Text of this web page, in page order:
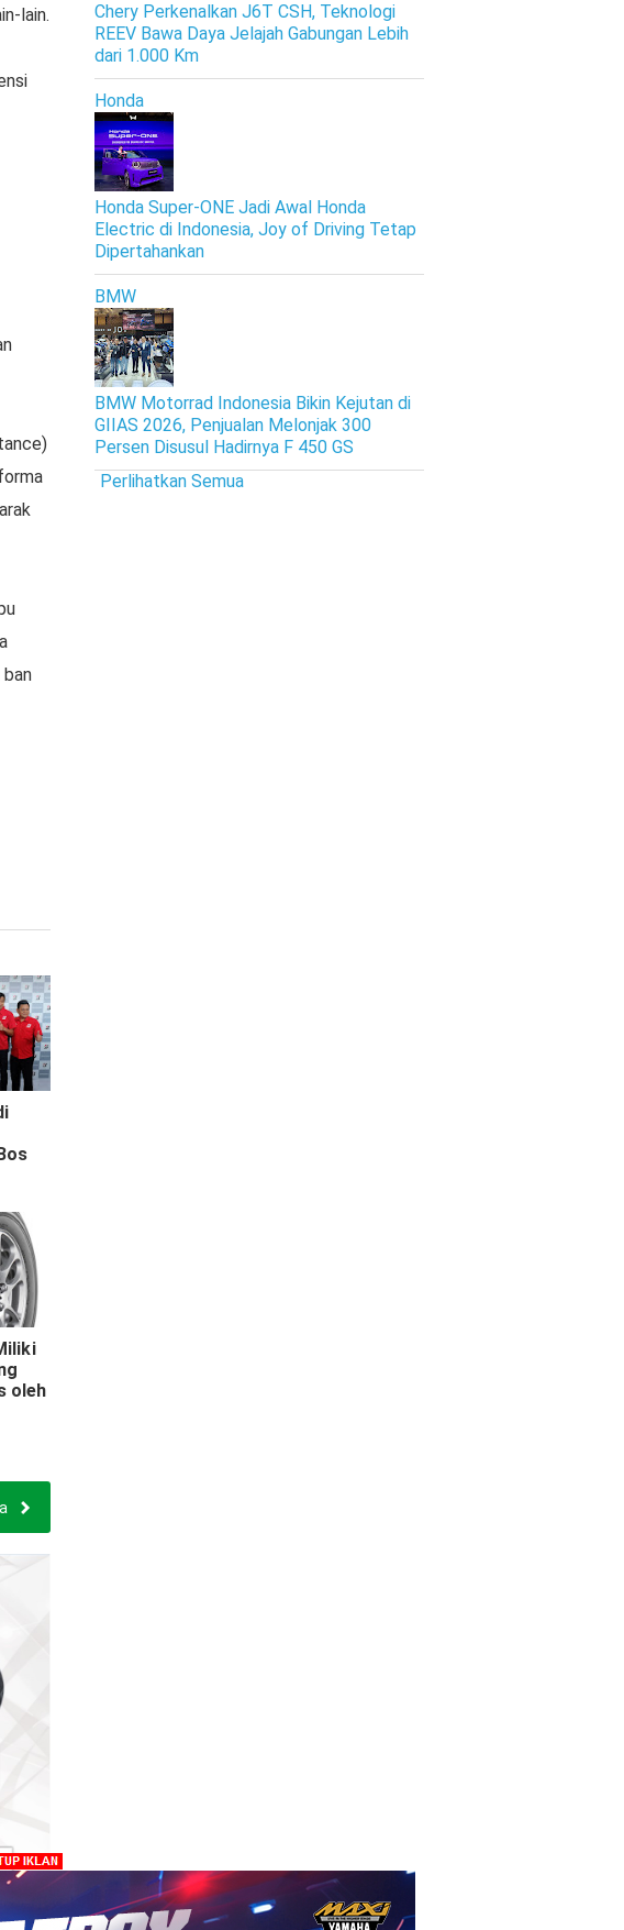
lain.
ban
oleh
Chery Perkenalkan J6T CSH, Teknologi
REEV Bawa Daya Jelajah Gabungan Lebih
dari 1.000 Km
Honda
Honda Super-ONE Jadi Awal Honda
Electric di Indonesia, Joy of Driving Tetap
Dipertahankan
BMW
BMW Motorrad Indonesia Bikin Kejutan di
GIIAS 2026, Penjualan Melonjak 300
Persen Disusul Hadirnya F 450 GS
Perlihatkan Semua